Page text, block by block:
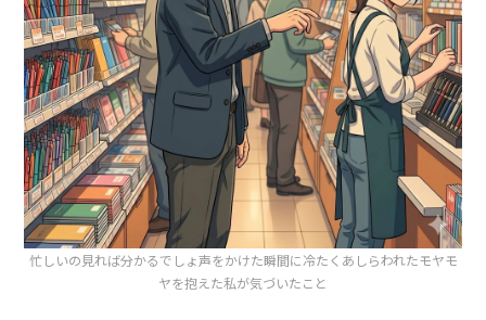
忙しいの見れば分かるでしょ声をかけた瞬間に冷たくあしらわれたモヤモ
ヤを抱えた私が気づいたこと